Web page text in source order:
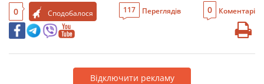
0 Сподобалося 117 Переглядів 0 Коментарі
Відключити рекламу